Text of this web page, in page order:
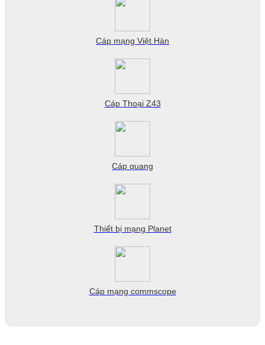
Cáp mạng Việt Hàn
Cáp Thoại Z43
Cáp quang
Thiết bị mạng Planet
Cáp mạng commscope